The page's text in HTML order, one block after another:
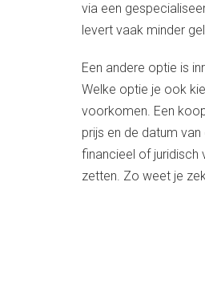
via een
levert vaak minder
Een andere optie is
Welke optie je ook
voorkomen. Een
prijs en de datum
financieel of juridisch
zetten. Zo weet je